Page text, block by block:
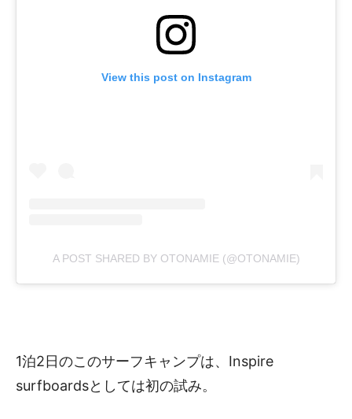
View this post on Instagram
A POST SHARED BY OTONAMIE (@OTONAMIE)
1泊2日のこのサーフキャンプは、Inspire
surfboardsとしては初の試み。